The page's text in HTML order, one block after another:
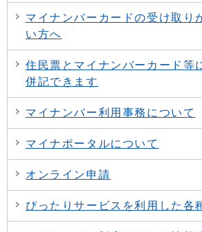
マイナンバーカードの受け取り
い方へ
住民票とマイナンバーカード等
併記できます
マイナンバー利用事務について
マイナポータルについて
オンライン申請
ぴったりサービスを利用した各